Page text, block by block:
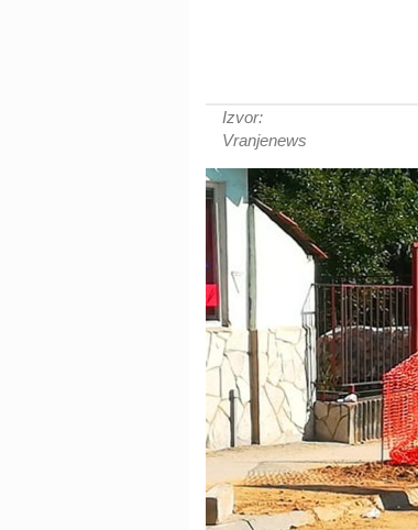
Izvor:
Vranjenews